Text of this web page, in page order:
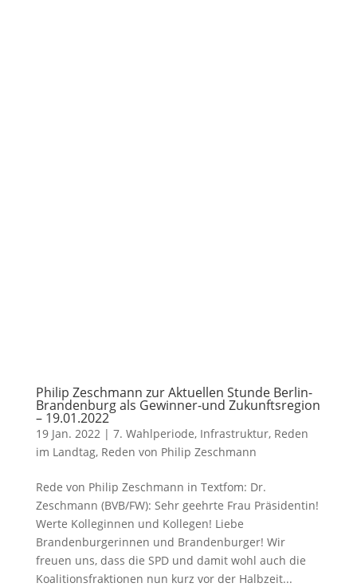
Philip Zeschmann zur Aktuellen Stunde Berlin-
Brandenburg als Gewinner-und Zukunftsregion
– 19.01.2022
19 Jan. 2022| 7. Wahlperiode, Infrastruktur, Reden
im Landtag, Reden von Philip Zeschmann
Rede von Philip Zeschmann in Textfom: Dr.
Zeschmann (BVB/FW): Sehr geehrte Frau Präsidentin!
Werte Kolleginnen und Kollegen! Liebe
Brandenburgerinnen und Brandenburger! Wir
freuen uns, dass die SPD und damit wohl auch die
Koalitionsfraktionen nun kurz vor der Halbzeit...